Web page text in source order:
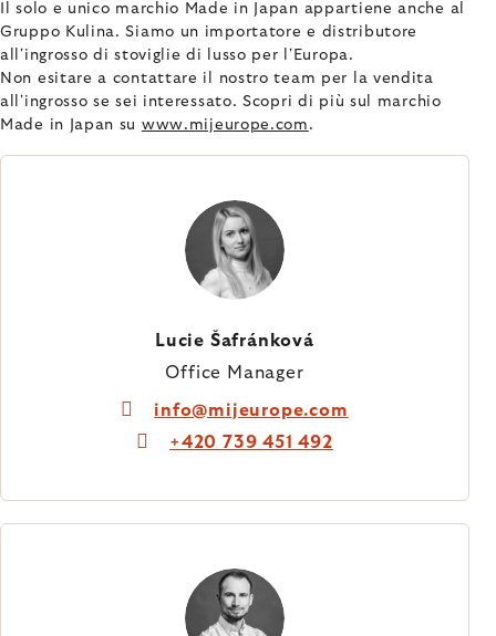
Il solo e unico marchio Made in Japan appartiene anche al
Gruppo Kulina. Siamo un importatore e distributore
all'ingrosso di stoviglie di lusso per l'Europa.
Non esitare a contattare il nostro team per la vendita
all'ingrosso se sei interessato. Scopri di più sul marchio
Made in Japan su www.mijeurope.com .
Lucie Šafránková
Office Manager
info@mijeurope.com
+420 739 451 492